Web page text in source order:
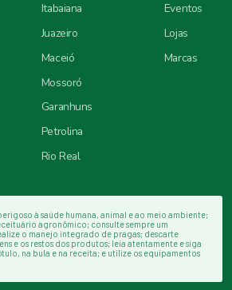
Itabaiana
Juazeiro
Maceió
Mossoró
Garanhuns
Petrolina
Rio Real
Eventos
Lojas
Marcas
à saúde humana, animal e ao meio ambiente;
agronômico; consulte sempre um
o manejo integrado de pragas; descarte
e os restos dos produtos; leia atentamente e siga
na bula e na receita; e utilize os equipamentos